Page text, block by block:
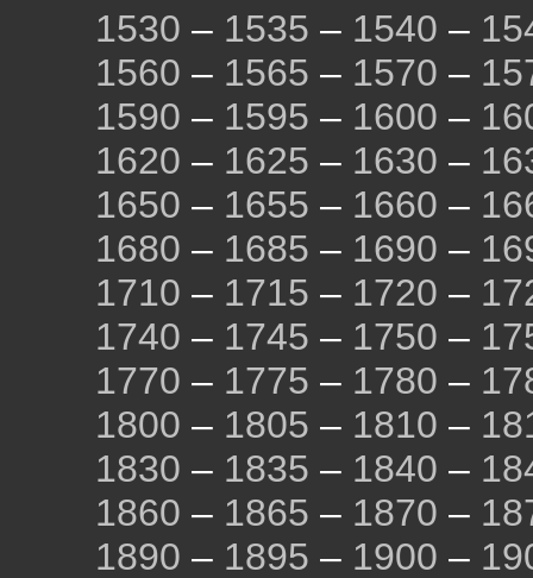
1530 – 1535 – 1540 –
1560 – 1565 – 1570 –
1590 – 1595 – 1600 –
1620 – 1625 – 1630 –
1650 – 1655 – 1660 –
1680 – 1685 – 1690 –
1710 – 1715 – 1720 –
1740 – 1745 – 1750 –
1770 – 1775 – 1780 –
1800 – 1805 – 1810 –
1830 – 1835 – 1840 –
1860 – 1865 – 1870 –
1890 – 1895 – 1900 –